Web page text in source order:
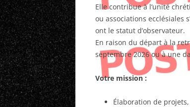
Elle contribue à l’unité
ou associations ecclésiales
ont le statut d’observateur.
En raison du départ à la
septembre 2026 ou à une
Votre mission :
Élaboration de